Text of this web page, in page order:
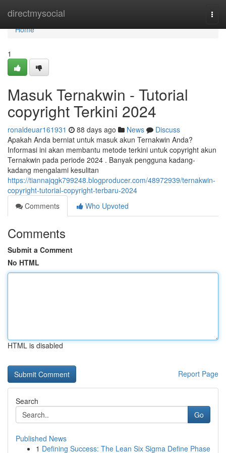
directmysocial
Home
Home
1
Masuk Ternakwin - Tutorial
copyright Terkini 2024
ronaldeuar161931 88 days ago News
Discuss
Apakah Anda berniat untuk masuk akun Ternakwin Anda?
Informasi ini akan membantu metode terkini untuk copyright akun
Ternakwin pada periode 2024 . Banyak pengguna kadang-
kadang mengalami kesulitan
https://tiannajqgk799248.blogproducer.com/48972939/ternakwin-
copyright-tutorial-copyright-terbaru-2024
Comments
Who Upvoted
Comments
Submit a Comment
No HTML
HTML is disabled
Report Page
Search
Go
Published News
1 Defining Success: The Lean Six Sigma Define Phase